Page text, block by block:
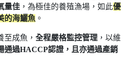
量佳 ，為極佳的養殖漁場，如此優
的海鱺魚 。
至成魚， 全程嚴格監控管理 ，以維
通過HACCP認證，且亦通過產銷